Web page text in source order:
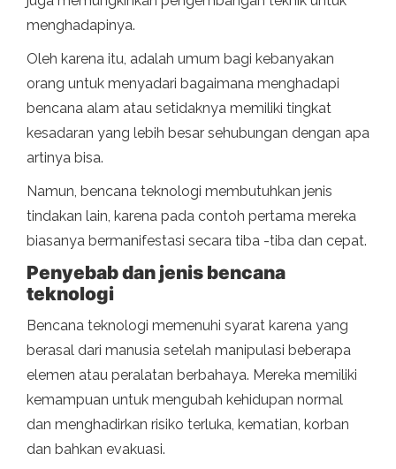
menghadapinya.
Oleh karena itu, adalah umum bagi kebanyakan
orang untuk menyadari bagaimana menghadapi
bencana alam atau setidaknya memiliki tingkat
kesadaran yang lebih besar sehubungan dengan apa
artinya bisa.
Namun, bencana teknologi membutuhkan jenis
tindakan lain, karena pada contoh pertama mereka
biasanya bermanifestasi secara tiba -tiba dan cepat.
Penyebab dan jenis bencana
teknologi
Bencana teknologi memenuhi syarat karena yang
berasal dari manusia setelah manipulasi beberapa
elemen atau peralatan berbahaya. Mereka memiliki
kemampuan untuk mengubah kehidupan normal
dan menghadirkan risiko terluka, kematian, korban
dan bahkan evakuasi.